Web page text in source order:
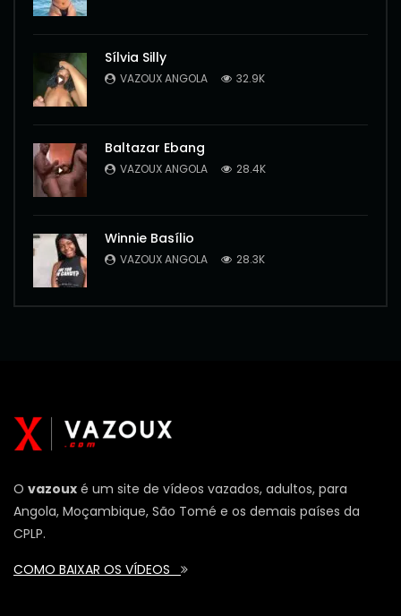
Sílvia Silly
VAZOUX ANGOLA 32.9K
Baltazar Ebang
VAZOUX ANGOLA 28.4K
Winnie Basílio
VAZOUX ANGOLA 28.3K
O vazoux é um site de vídeos vazados, adultos, para
Angola, Moçambique, São Tomé e os demais países da
CPLP.
COMO BAIXAR OS VÍDEOS